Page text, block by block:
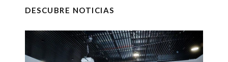
DESCUBRE NOTICIAS